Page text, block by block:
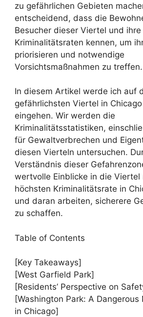
zu gefährlichen Gebieten
entscheidend, dass die
Besucher dieser Viertel und ihre
Kriminalitätsraten kennen, um
priorisieren und notwendige
Vorsichtsmaßnahmen zu treffen.
In diesem Artikel werde ich auf
gefährlichsten Viertel in
eingehen. Wir werden die
Kriminalitätsstatistiken,
für Gewaltverbrechen und
diesen Vierteln untersuchen.
Verständnis dieser
wertvolle Einblicke in die Viertel
höchsten Kriminalitätsrate in
und daran arbeiten, sicherere
zu schaffen.
Table of Contents
[Key Takeaways]
[West Garfield Park]
[Residents’ Perspective on
[Washington Park: A Dangerous
in Chicago]